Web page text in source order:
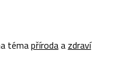
témapřírodaa zdraví